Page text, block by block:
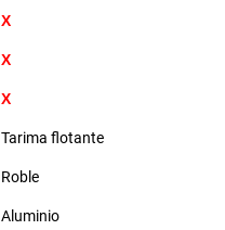
Tarima flotante
Roble
Aluminio